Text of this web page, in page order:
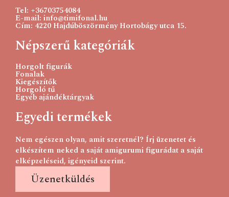
Tel: +36703754084
E-mail: info@timifonal.hu
Cím: 4220 Hajdúböszörmény Hortobágy utca 15.
Népszerű kategóriák
Horgolt figurák
Fonalak
Kiegészítők
Horgoló tű
Egyéb ajándéktárgyak
Egyedi termékek
Nem egészen olyan, amit szeretnél? Írj üzenetet és
elkészítem neked a saját amigurumi figurádat a saját
elképzeléseid, igényeid szerint.
Üzenetküldés